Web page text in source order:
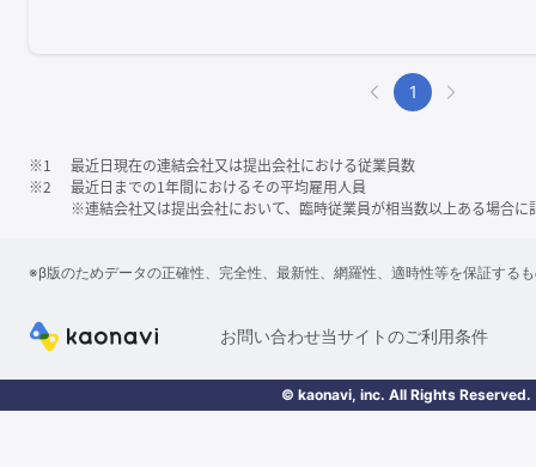
1
※1
最近日現在の連結会社又は提出会社における従業員数
※2
最近日までの1年間におけるその平均雇用人員
※連結会社又は提出会社において、臨時従業員が相当数以上ある場合に
※β版のためデータの正確性、完全性、最新性、網羅性、適時性等を保証する
お問い合わせ当サイトのご利用条件
© kaonavi, inc. All Rights Reserved.